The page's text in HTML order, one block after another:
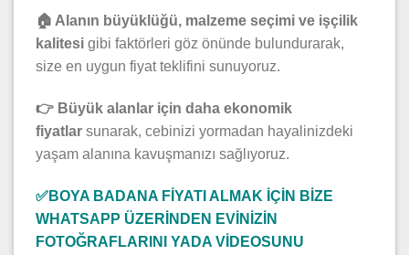
🏠 Alanın büyüklüğü, malzeme seçimi ve işçilik
kalitesi gibi faktörleri göz önünde bulundurarak,
size en uygun fiyat teklifini sunuyoruz.
👉 Büyük alanlar için daha ekonomik
fiyatlar sunarak, cebinizi yormadan hayalinizdeki
yaşam alanına kavuşmanızı sağlıyoruz.
✅BOYA BADANA FİYATI ALMAK İÇİN BİZE
WHATSAPP ÜZERİNDEN EVİNİZİN
FOTOĞRAFLARINI YADA VİDEOSUNU